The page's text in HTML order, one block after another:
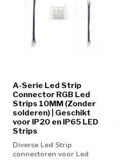
A-Serie Led Strip
Connector RGB Led
Strips 10MM (Zonder
solderen) | Geschikt
voor IP20 en IP65 LED
Strips
Diverse Led Strip
connectoren voor Led